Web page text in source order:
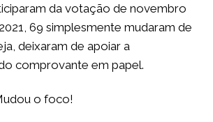
da votação de novembro
69 simplesmente mudaram de
deixaram de apoiar a
comprovante em papel.
o foco!